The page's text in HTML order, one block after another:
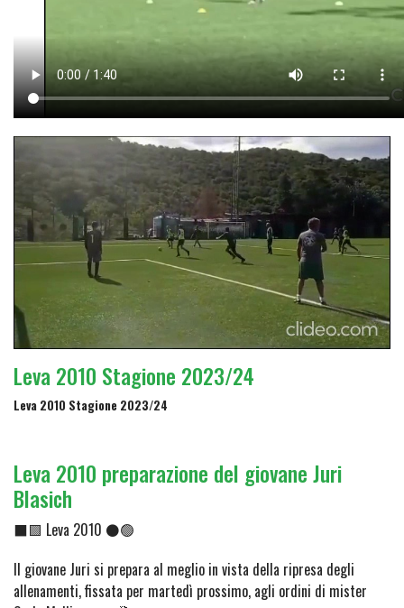
Leva 2010 Stagione 2023/24
Leva 2010 Stagione 2023/24
Leva 2010 preparazione del giovane Juri
Blasich
⬛🟩 Leva 2010 ⚫🟢
Il giovane Juri si prepara al meglio in vista della ripresa degli
allenamenti, fissata per martedì prossimo, agli ordini di mister